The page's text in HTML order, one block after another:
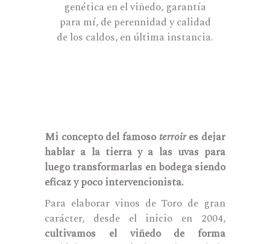
genética en el viñedo, garantía
para mí, de perennidad y calidad
de los caldos, en última instancia.
Mi concepto del famosoterroires dejar
hablar a la tierra y a las uvas para
luego transformarlas en bodega siendo
eficaz y poco intervencionista.
Para elaborar vinos de Toro de gran
carácter, desde el inicio en 2004,
cultivamos el viñedo de forma